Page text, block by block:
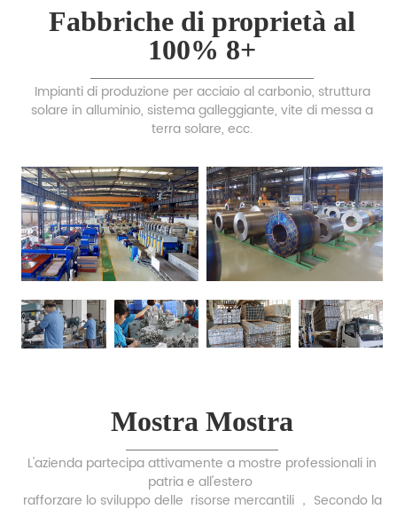
Fabbriche di proprietà al
100% 8+
Impianti di produzione per acciaio al carbonio, struttura
solare in alluminio, sistema galleggiante, vite di messa a
terra solare, ecc.
Mostra Mostra
L'azienda partecipa attivamente a mostre professionali in
patria e all'estero
rafforzare lo sviluppo delle risorse mercantili ， Secondo la